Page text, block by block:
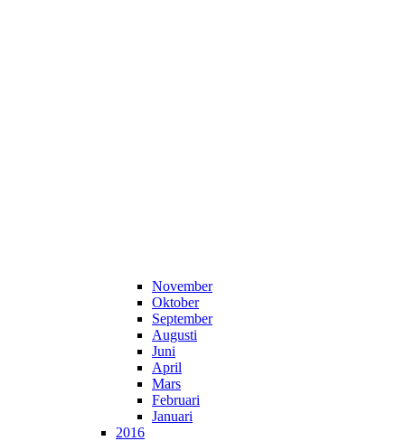
November
Oktober
September
Augusti
Juni
April
Mars
Februari
Januari
2016